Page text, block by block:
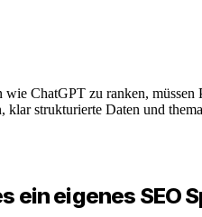
ChatGPT zu ranken,
strukturierte Daten und
ein eigenes SEO